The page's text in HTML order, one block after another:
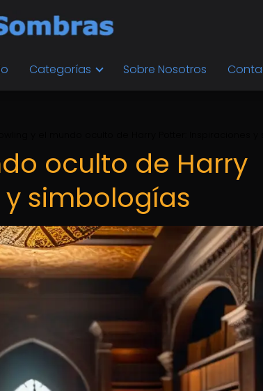
Categorías Sobre Nosotros
oculto de Harry
simbologías